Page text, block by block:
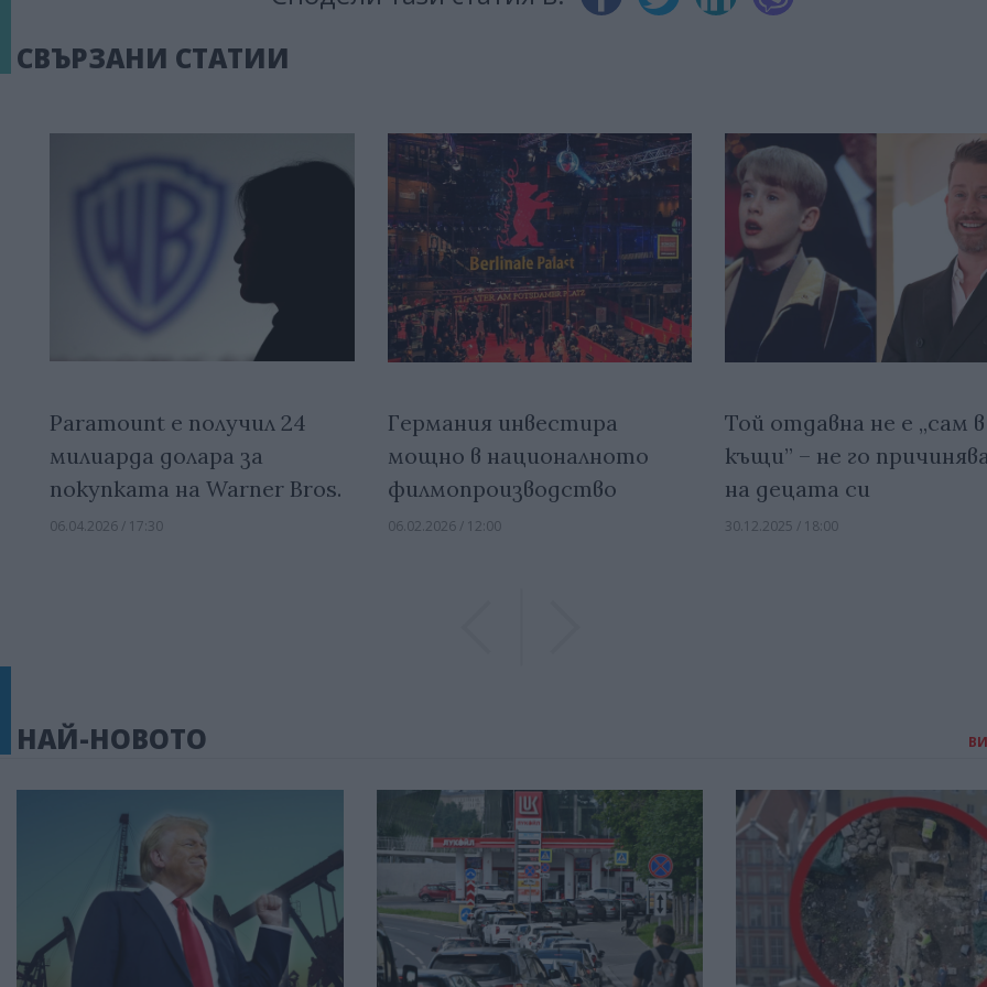
СВЪРЗАНИ СТАТИИ
Paramount е получил 24
милиарда долара за
покупката на Warner Bros.
06.04.2026 / 17:30
Германия инвестира
мощно в националното
филмопроизводство
06.02.2026 / 12:00
Той отдавна не е „сам в
къщи” – не го
на децата си
30.12.2025 / 18:00
НАЙ-НОВОТО